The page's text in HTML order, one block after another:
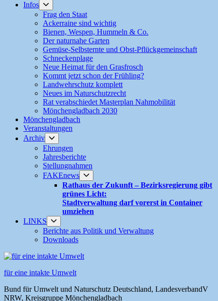
Infos
anzeigen
Frag den Staat
Ackerraine sind wichtig
Bienen, Wespen, Hummeln & Co.
Der naturnahe Garten
Gemüse-Selbsternte und Obst-Pflückgemeinschaft
Schneckenplage
Neue Heimat für den Grasfrosch
Kommt jetzt schon der Frühling?
Landwehrschutz komplett
Neues im Naturschutzrecht
Rat verabschiedet Masterplan Nahmobilität
Mönchengladbach 2030
Mönchengladbach
Veranstaltungen
Archiv
Untermenü
anzeigen
Ehrungen
Jahresberichte
Stellungnahmen
FAKEnews
anzeigen
Rathaus der Zukunft – Bezirksregierung gibt
grünes Licht:
Stadtverwaltung darf vorerst in Container
umziehen
LINKS
anzeigen
Berichte aus Politik und Verwaltung
Downloads
für eine intakte Umwelt
Bund für Umwelt und Naturschutz Deutschland, LandesverbandV
NRW, Kreisgruppe Mönchengladbach